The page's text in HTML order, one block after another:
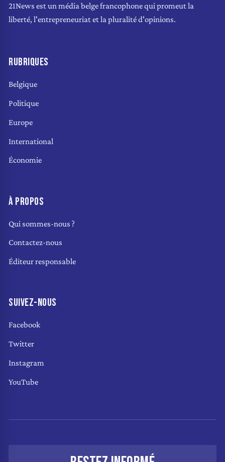
21News est un média belge francophone qui promeut la
liberté, l'entrepreneuriat et la pluralité d'opinions.
RUBRIQUES
Belgique
Politique
Europe
International
Économie
À PROPOS
Qui sommes-nous ?
Contactez-nous
Éditeur responsable
SUIVEZ-NOUS
Facebook
Twitter
Instagram
YouTube